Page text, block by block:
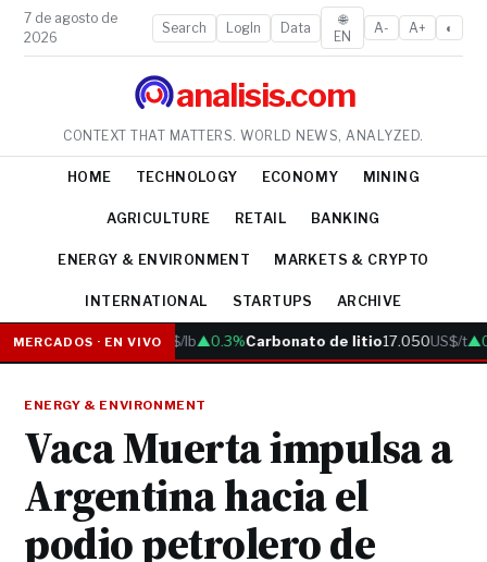
7 de agosto de
2026
Search LogIn Data
🌐
EN
A- A+ ◐
analisis.com
CONTEXT THAT MATTERS. WORLD NEWS, ANALYZED.
HOME TECHNOLOGY ECONOMY MINING
AGRICULTURE RETAIL BANKING
ENERGY & ENVIRONMENT MARKETS & CRYPTO
INTERNATIONAL STARTUPS ARCHIVE
MERCADOS · EN VIVO
Cobre6.05US$/lb▲0.3%Carbonato de litio17.050US$/t
ENERGY & ENVIRONMENT
Vaca Muerta impulsa a
Argentina hacia el
podio petrolero de